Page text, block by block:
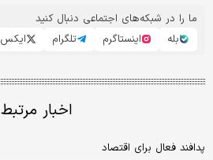
ما را در شبکه‌های اجتماعی دنبال کنید
بله
اینستاگرم تلگرام ایکس
اخبار مرتبط
پدافند فعال برای اقتصاد